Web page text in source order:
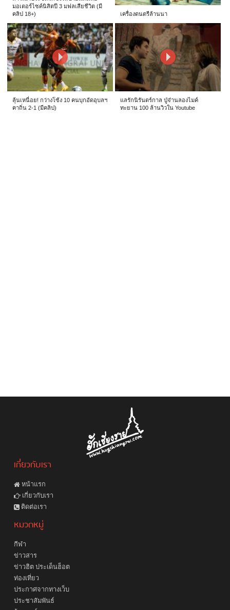
มอเตอร์ไซค์นิสิตปี 3 มฟลเสียชีวิต (มี
คลิป 18+)
เครื่องดนตรีล้านนา
ลุ้นเหนื่อย! กว่างโซ้ง 10 คนบุกอัดอุบลฯ
คาถิ่น 2-1 (มีคลิป)
แลรักนิรันดร์กาล ปู่จ๋านลองไมค์
ทะยาน 100 ล้านวิวใน Youtube
เกี่ยวกับเรา
หน้าแรก
เกี่ยวกับเรา
ติดต่อเรา
หมวดหมู่
กีฬา
ข่าวสาร
ข่าวฮิต ประเด็นฮ็อต
ท่องเที่ยว
ประกาศจากทางเว็บ
ประชาสัมพันธ์